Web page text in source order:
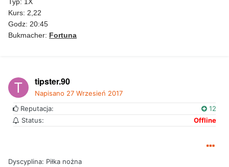
Typ: 1X
Kurs: 2,22
Godz: 20:45
Bukmacher: Fortuna
tipster.90
Napisano 27 Wrzesień 2017
Reputacja:
12
Status:
Offline
Dyscyplina: Piłka nożna